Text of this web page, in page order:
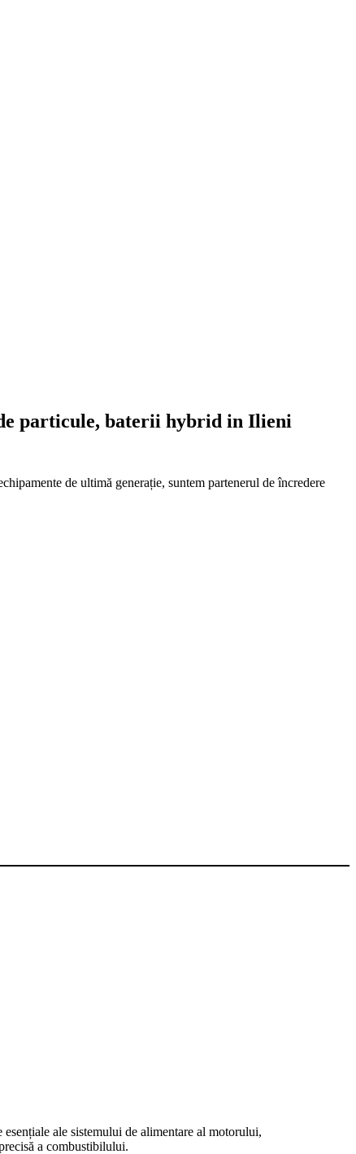
particule, baterii hybrid in Ilieni
de ultimă generație, suntem partenerul de încredere
ale sistemului de alimentare al motorului,
a combustibilului.